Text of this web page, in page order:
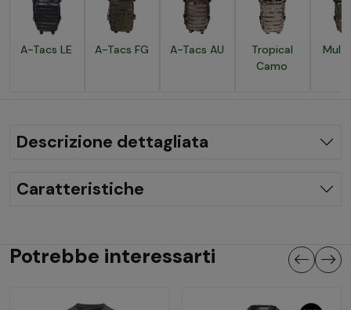
A-Tacs LE A-Tacs FG A-Tacs AU
Tropical
Camo
Descrizione dettagliata
Caratteristiche
Potrebbe interessarti